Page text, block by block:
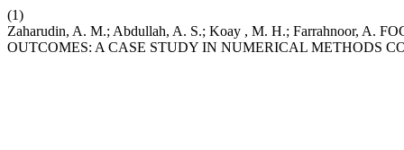
(1)
Zaharudin, A. M.; Abdullah, A. S.; Koay , M. H.; Farrahnoor, A.
OUTCOMES: A CASE STUDY IN NUMERICAL METHODS